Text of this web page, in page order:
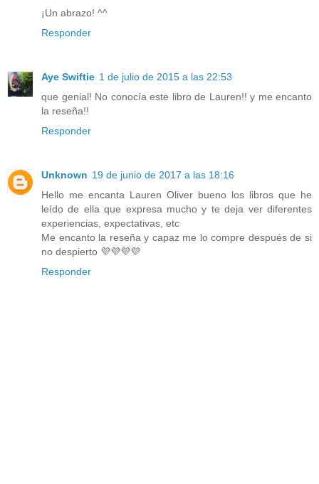
¡Un abrazo! ^^
Responder
Aye Swiftie 1 de julio de 2015 a las 22:53
que genial! No conocía este libro de Lauren!! y me encanto
la reseña!!
Responder
Unknown 19 de junio de 2017 a las 18:16
Hello me encanta Lauren Oliver bueno los libros que he
leído de ella que expresa mucho y te deja ver diferentes
experiencias, expectativas, etc
Me encanto la reseña y capaz me lo compre después de si
no despierto 💜💜💜💜
Responder